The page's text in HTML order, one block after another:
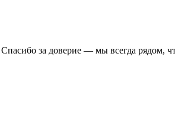
за доверие — мы всегда рядом,